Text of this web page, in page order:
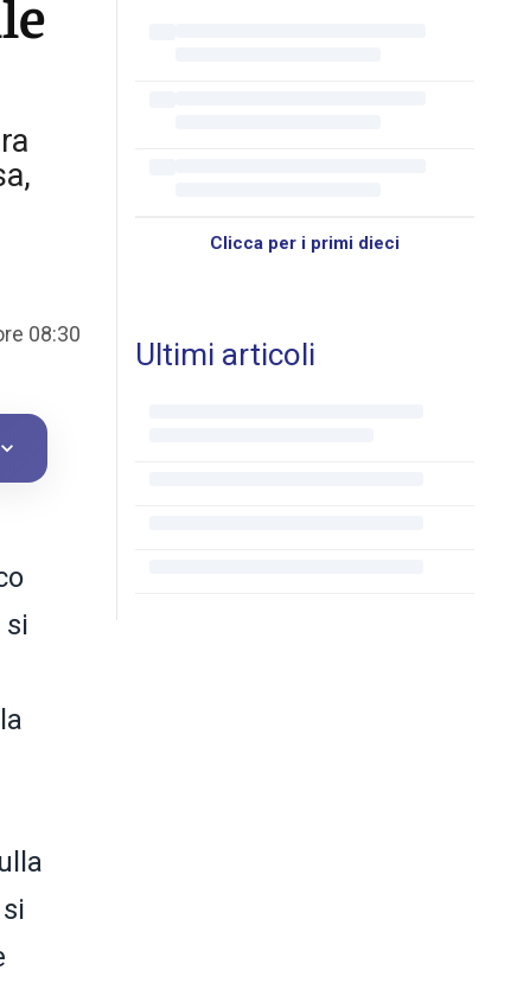
08:30
si
Clicca per i primi dieci
Ultimi articoli